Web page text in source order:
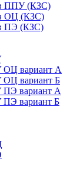
ППУ (КЗС)
ОЦ (КЗС)
ПЭ (КЗС)
вариант А
вариант Б
вариант А
вариант Б